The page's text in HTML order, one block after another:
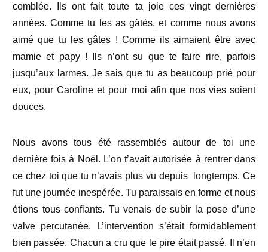
comblée. Ils ont fait toute ta joie ces vingt dernières
années. Comme tu les as gâtés, et comme nous avons
aimé que tu les gâtes ! Comme ils aimaient être avec
mamie et papy ! Ils n’ont su que te faire rire, parfois
jusqu’aux larmes. Je sais que tu as beaucoup prié pour
eux, pour Caroline et pour moi afin que nos vies soient
douces.
Nous avons tous été rassemblés autour de toi une
dernière fois à Noël. L’on t’avait autorisée à rentrer dans
ce chez toi que tu n’avais plus vu depuis longtemps. Ce
fut une journée inespérée. Tu paraissais en forme et nous
étions tous confiants. Tu venais de subir la pose d’une
valve percutanée. L’intervention s’était formidablement
bien passée. Chacun a cru que le pire était passé. Il n’en